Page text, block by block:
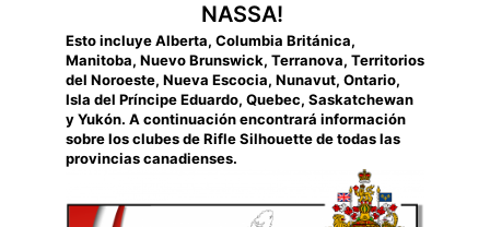
NASSA!
Esto incluye Alberta, Columbia Británica,
Manitoba, Nuevo Brunswick, Terranova, Territorios
del Noroeste, Nueva Escocia, Nunavut, Ontario,
Isla del Príncipe Eduardo, Quebec, Saskatchewan
y Yukón. A continuación encontrará información
sobre los clubes de Rifle Silhouette de todas las
provincias canadienses.